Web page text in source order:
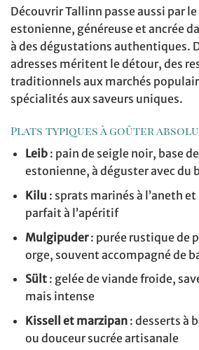
Découvrir Tallinn passe aussi par
estonienne, généreuse et ancrée
à des dégustations authentiques.
adresses méritent le détour, des
traditionnels aux marchés
spécialités aux saveurs uniques.
Plats typiques à goûter
Leib: pain de seigle noir, base
estonienne, à déguster avec du
Kilu : sprats marinés à l’aneth
parfait à l’apéritif
Mulgipuder: purée rustique de
orge, souvent accompagné de
Sült: gelée de viande froide,
mais intense
Kissell et marzipan: desserts à
ou douceur sucrée artisanale